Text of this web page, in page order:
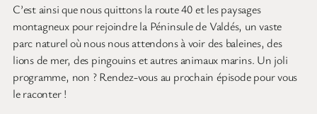
C’est ainsi que nous quittons la route 40 et les paysages
montagneux pour rejoindre la Péninsule de Valdés, un vaste
parc naturel où nous nous attendons à voir des baleines, des
lions de mer, des pingouins et autres animaux marins. Un joli
programme, non ? Rendez-vous au prochain épisode pour vous
le raconter !